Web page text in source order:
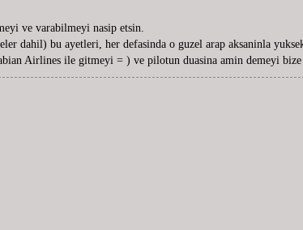
ve varabilmeyi nasip etsin.
dahil) bu ayetleri, her defasinda o guzel arap aksaninla
Airlines ile gitmeyi = ) ve pilotun duasina amin demeyi bize